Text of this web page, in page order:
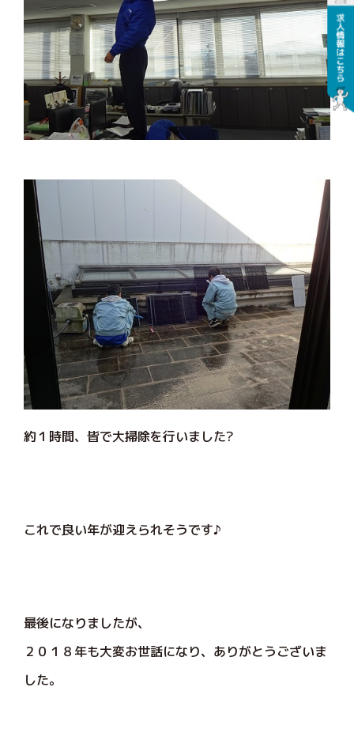
約１時間、皆で大掃除を行いました?
これで良い年が迎えられそうです♪
最後になりましたが、
２０１８年も大変お世話になり、ありがとうございま
した。